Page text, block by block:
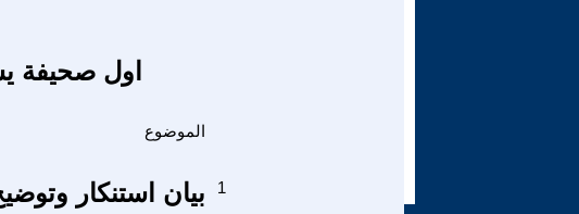
اول صحيفة
الموضوع
بيان استنكار 1